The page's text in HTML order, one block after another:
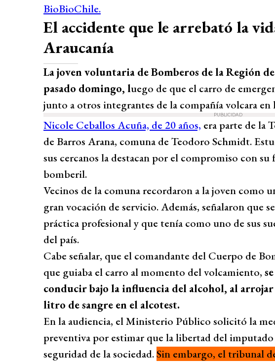
BioBioChile.
El accidente que le arrebató la
Araucanía
La joven voluntaria de Bomberos de la Región
pasado domingo, luego de que el carro de
junto a otros integrantes de la compañía volcara en
PUBLICIDAD
Nicole Ceballos Acuña, de 20 años, era parte de la
de Barros Arana, comuna de Teodoro Schmidt.
sus cercanos la destacan por el compromiso con
bomberil.
Vecinos de la comuna recordaron a la joven como
gran vocación de servicio. Además, señalaron que
práctica profesional y que tenía como uno de sus
del país.
Cabe señalar, que el comandante del Cuerpo de
que guiaba el carro al momento del volcamiento,
conducir bajo la influencia del alcohol, al
litro de sangre en el alcotest.
En la audiencia, el Ministerio Público solicitó la
preventiva por estimar que la libertad del
seguridad de la sociedad.Sin embargo, el tribunal